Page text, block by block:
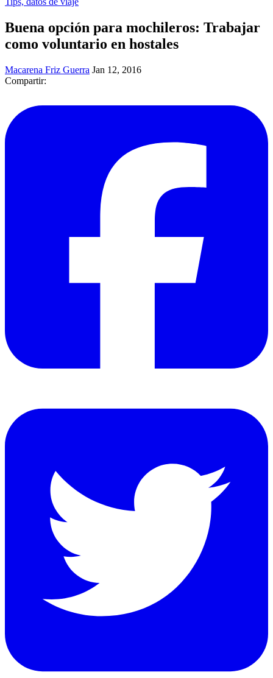
Buena opción para mochileros: Trabajar
como voluntario en hostales
Macarena Friz Guerra Jan 12, 2016
Compartir: